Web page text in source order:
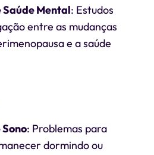
Saúde Mental: Estudos
entre as mudanças
e a saúde
: Problemas para
dormindo ou